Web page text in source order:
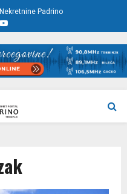
Nekretnine Padrino
Youtube